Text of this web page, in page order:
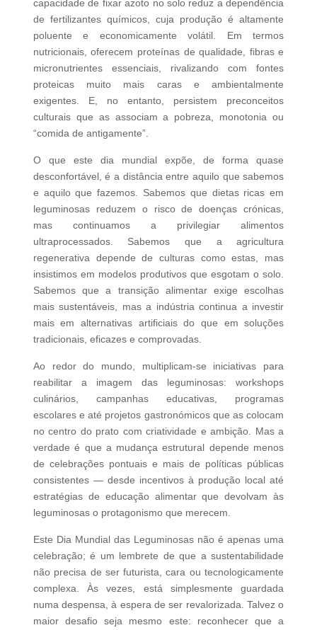
capacidade de fixar azoto no solo reduz a dependência
de fertilizantes químicos, cuja produção é altamente
poluente e economicamente volátil. Em termos
nutricionais, oferecem proteínas de qualidade, fibras e
micronutrientes essenciais, rivalizando com fontes
proteicas muito mais caras e ambientalmente
exigentes. E, no entanto, persistem preconceitos
culturais que as associam a pobreza, monotonia ou
“comida de antigamente”.
O que este dia mundial expõe, de forma quase
desconfortável, é a distância entre aquilo que sabemos
e aquilo que fazemos. Sabemos que dietas ricas em
leguminosas reduzem o risco de doenças crónicas,
mas continuamos a privilegiar alimentos
ultraprocessados. Sabemos que a agricultura
regenerativa depende de culturas como estas, mas
insistimos em modelos produtivos que esgotam o solo.
Sabemos que a transição alimentar exige escolhas
mais sustentáveis, mas a indústria continua a investir
mais em alternativas artificiais do que em soluções
tradicionais, eficazes e comprovadas.
Ao redor do mundo, multiplicam‑se iniciativas para
reabilitar a imagem das leguminosas: workshops
culinários, campanhas educativas, programas
escolares e até projetos gastronómicos que as colocam
no centro do prato com criatividade e ambição. Mas a
verdade é que a mudança estrutural depende menos
de celebrações pontuais e mais de políticas públicas
consistentes — desde incentivos à produção local até
estratégias de educação alimentar que devolvam às
leguminosas o protagonismo que merecem.
Este Dia Mundial das Leguminosas não é apenas uma
celebração; é um lembrete de que a sustentabilidade
não precisa de ser futurista, cara ou tecnologicamente
complexa. Às vezes, está simplesmente guardada
numa despensa, à espera de ser revalorizada. Talvez o
maior desafio seja mesmo este: reconhecer que a